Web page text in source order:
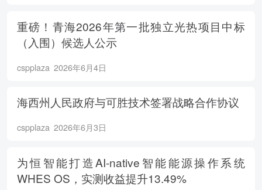
重磅！青海2026年第一批独立光热项目中标
（入围）候选人公示
cspplaza 2026年6月4日
海西州人民政府与可胜技术签署战略合作协议
cspplaza 2026年6月3日
为恒智能打造AI-native智能能源操作系统
WHES OS，实测收益提升13.49%